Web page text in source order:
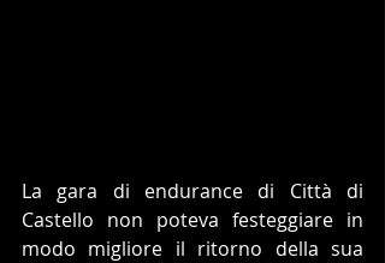
La gara di endurance di Città di
Castello non poteva festeggiare in